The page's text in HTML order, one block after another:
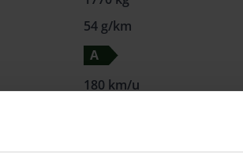
54 g/km
A
180 km/u